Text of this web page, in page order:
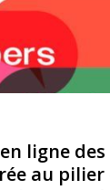
ligne
au pilier